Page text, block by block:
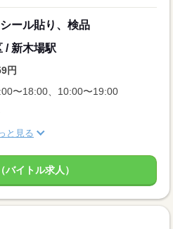
ール貼り、検品
/ 新木場駅
円
〜18:00、10:00〜19:00
と見る
バイトル求人）